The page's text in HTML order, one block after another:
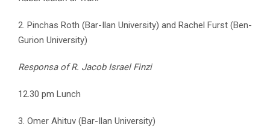
2. Pinchas Roth (Bar-Ilan University) and Rachel Furst (Ben-
Gurion University)
Responsa of R. Jacob Israel Finzi
12.30 pm Lunch
3. Omer Ahituv (Bar-Ilan University)